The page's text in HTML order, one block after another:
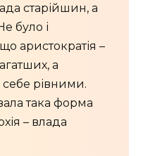
старійшин, а
було і
аристократія –
а
рівними.
така форма
– влада